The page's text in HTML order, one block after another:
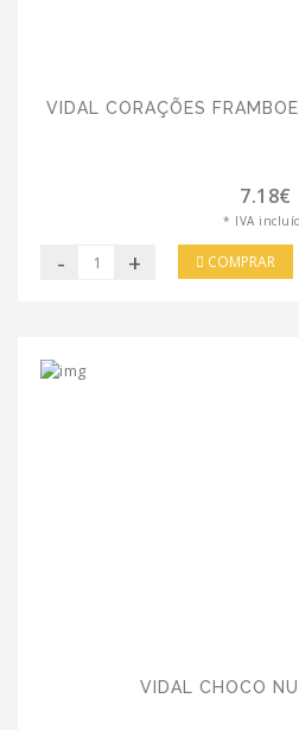
VIDAL CORAÇÕES
7.18€
* IVA
- + COMPRAR
VIDAL CHOCO